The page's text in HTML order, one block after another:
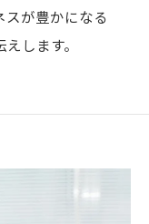
スが豊かになる
します。